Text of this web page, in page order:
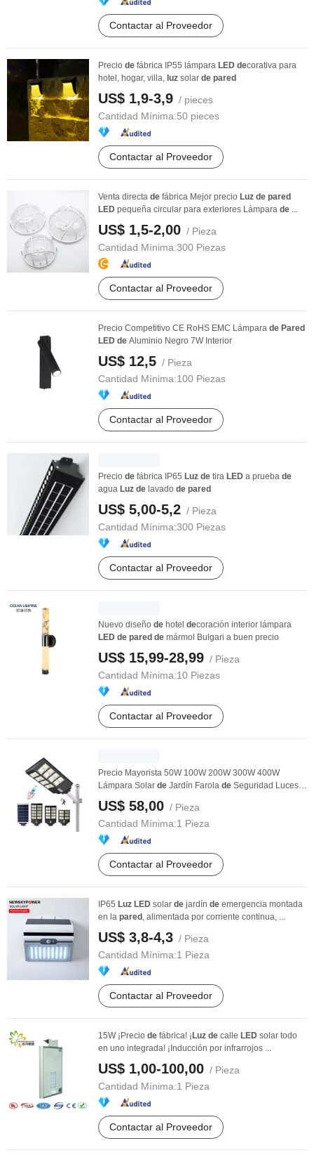
Contactar al Proveedor
Precio de fábrica IP55 lámpara LED decorativa para
hotel, hogar, villa, luz solar de pared
US$ 1,9-3,9 / pieces
Cantidad Mínima:50 pieces
Contactar al Proveedor
Venta directa de fábrica Mejor precio Luz de pared
LED pequeña circular para exteriores Lámpara de ...
US$ 1,5-2,00 / Pieza
Cantidad Mínima:300 Piezas
Contactar al Proveedor
Precio Competitivo CE RoHS EMC Lámpara de Pared
LED de Aluminio Negro 7W Interior
US$ 12,5 / Pieza
Cantidad Mínima:100 Piezas
Contactar al Proveedor
Precio de fábrica IP65 Luz de tira LED a prueba de
agua Luz de lavado de pared
US$ 5,00-5,2 / Pieza
Cantidad Mínima:300 Piezas
Contactar al Proveedor
Nuevo diseño de hotel decoración interior lámpara
LED de pared de mármol Bulgari a buen precio
US$ 15,99-28,99 / Pieza
Cantidad Mínima:10 Piezas
Contactar al Proveedor
Precio Mayorista 50W 100W 200W 300W 400W
Lámpara Solar de Jardín Farola de Seguridad Luces
US$ 58,00 / Pieza
Cantidad Mínima:1 Pieza
Contactar al Proveedor
IP65 Luz LED solar de jardín de emergencia montada
en la pared , alimentada por corriente continua, ...
US$ 3,8-4,3 / Pieza
Cantidad Mínima:1 Pieza
Contactar al Proveedor
15W ¡Precio de fábrica! ¡ Luz de calle LED solar todo
en uno integrada! ¡Inducción por infrarrojos ...
US$ 1,00-100,00 / Pieza
Cantidad Mínima:1 Pieza
Contactar al Proveedor